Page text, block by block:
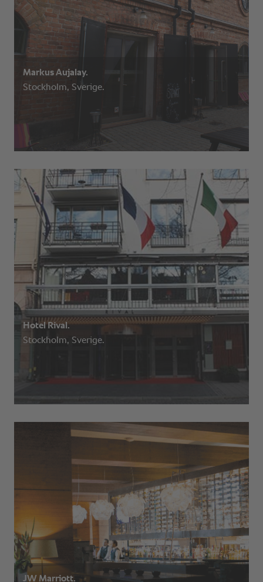
Markus Aujalay.
Stockholm, Sverige.
Hotel Rival.
Stockholm, Sverige.
JW Marriott.